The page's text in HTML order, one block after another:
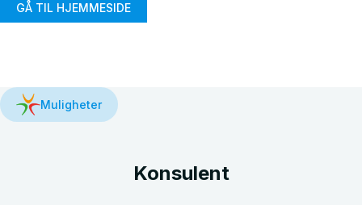
GÅ TIL HJEMMESIDE
Muligheter
Konsulent